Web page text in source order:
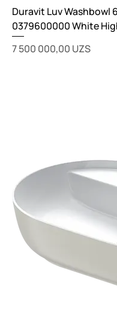
Duravit Luv
0379600000 White
Цена
7 500 000,00 UZS